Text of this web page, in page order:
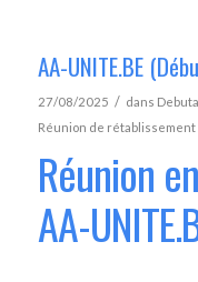
AA-UNITE.BE
27/08/2025 / dans
Réunion de rétablissement
Réunion
AA-